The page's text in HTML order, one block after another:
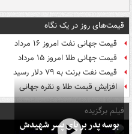
قیمت‌های روز در یک نگاه
قیمت جهانی نفت امروز ۱۶ مرداد
قیمت جهانی طلا امروز ۱۵ مرداد
قیمت نفت برنت به ۷۹ دلار رسید
افزایش قیمت طلا و نقره جهانی
فیلم برگزیده
بوسه‌ پدر بر پای پسر شهیدش